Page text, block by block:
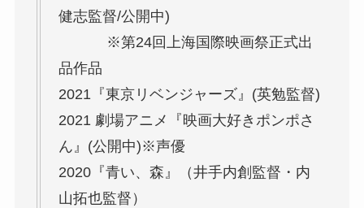
健志監督/公開中)
※第24回上海国際映画祭正式出
品作品
2021『東京リベンジャーズ』(英勉監督)
2021 劇場アニメ『映画大好きポンポさ
ん』(公開中)※声優
2020『青い、森』（井手内創監督・内
山拓也監督）